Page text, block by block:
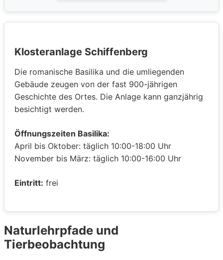
Klosteranlage Schiffenberg
Die romanische Basilika und die umliegenden
Gebäude zeugen von der fast 900-jährigen
Geschichte des Ortes. Die Anlage kann ganzjährig
besichtigt werden.
Öffnungszeiten Basilika:
April bis Oktober: täglich 10:00-18:00 Uhr
November bis März: täglich 10:00-16:00 Uhr
Eintritt: frei
Naturlehrpfade und
Tierbeobachtung